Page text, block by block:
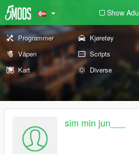
Show
Programmer Kjøretøy
Våpen
Scripts
Kart
Diverse
sim min jun___